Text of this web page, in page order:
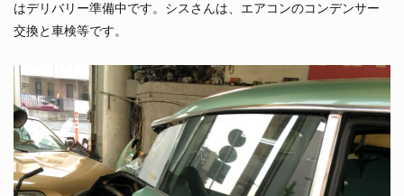
はデリバリー準備中です。シスさんは、エアコンのコンデンサー
交換と車検等です。